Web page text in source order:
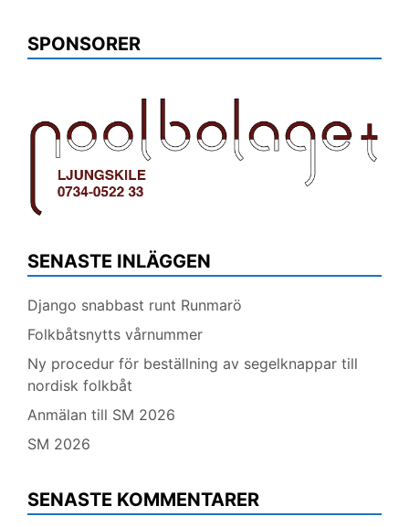
SPONSORER
SENASTE INLÄGGEN
Django snabbast runt Runmarö
Folkbåtsnytts vårnummer
Ny procedur för beställning av segelknappar till
nordisk folkbåt
Anmälan till SM 2026
SM 2026
SENASTE KOMMENTARER